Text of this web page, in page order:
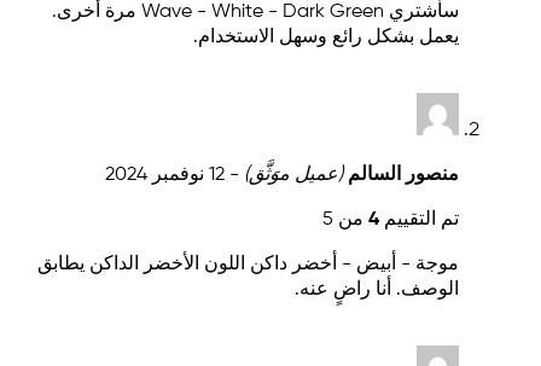
سأشتري Wave - White - Dark Green مرة أخرى.
يعمل بشكل رائع وسهل الاستخدام.
منصور السالم(عميل موَثَّق) - 12 نوفمبر 2024
تم التقييم 4 من 5
موجة - أبيض - أخضر داكن اللون الأخضر الداكن يطابق
الوصف. أنا راضٍ عنه.